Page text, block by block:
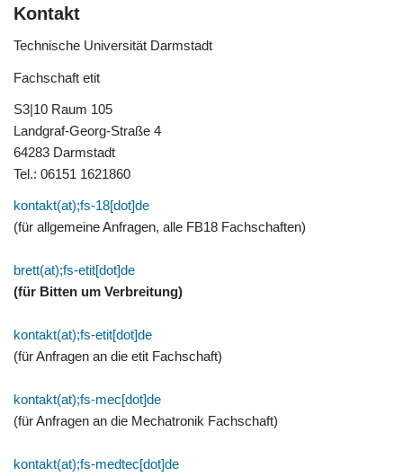
Kontakt
Technische Universität Darmstadt
Fachschaft etit
S3|10 Raum 105
Landgraf-Georg-Straße 4
64283 Darmstadt
Tel.: 06151 1621860
kontakt(at);fs-18[dot]de
(für allgemeine Anfragen, alle FB18 Fachschaften)
brett(at);fs-etit[dot]de
(für Bitten um Verbreitung)
kontakt(at);fs-etit[dot]de
(für Anfragen an die etit Fachschaft)
kontakt(at);fs-mec[dot]de
(für Anfragen an die Mechatronik Fachschaft)
kontakt(at);fs-medtec[dot]de